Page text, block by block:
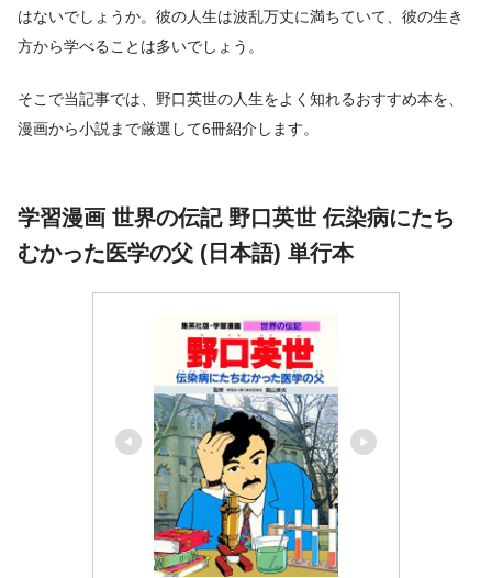
はないでしょうか。彼の人生は波乱万丈に満ちていて、彼の生き
方から学べることは多いでしょう。
そこで当記事では、野口英世の人生をよく知れるおすすめ本を、
漫画から小説まで厳選して6冊紹介します。
学習漫画 世界の伝記 野口英世 伝染病にたち
むかった医学の父 (日本語) 単行本